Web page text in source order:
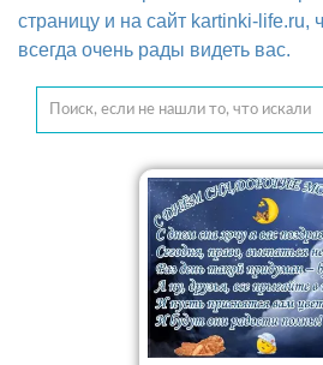
страницу и на сайт kartinki-life.ru,
всегда очень рады видеть вас.